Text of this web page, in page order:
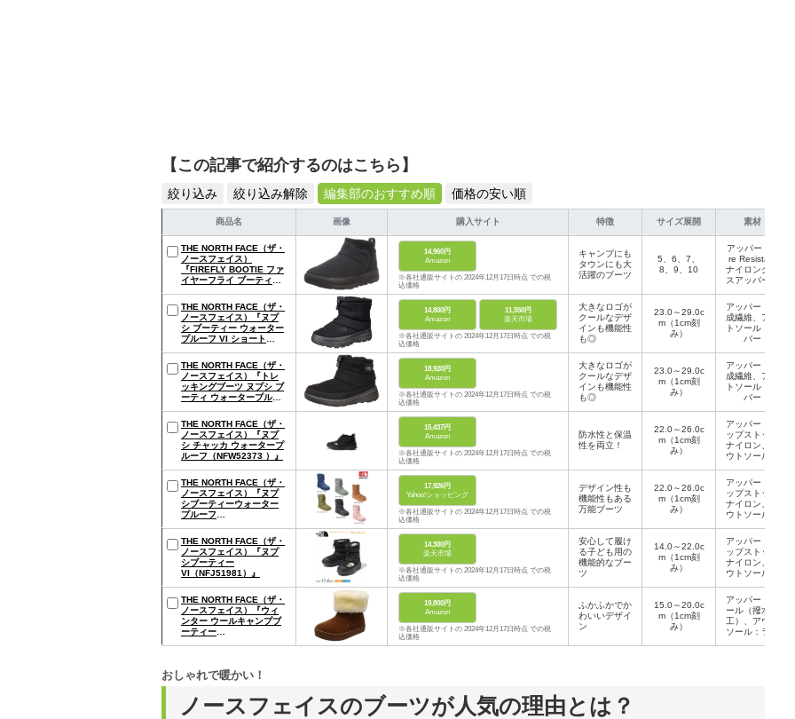
【この記事で紹介するのはこちら】
絞り込み 絞り込み解除 編集部のおすすめ順 価格の安い順
商品名 画像 購入サイト 特徴 サイズ展開 素材
THE NORTH FACE（ザ・
ノースフェイス）
『FIREFLY BOOTIE ファ
イヤーフライ ブーティ
14,960円
Amazon
※各社通販サイトの 2024年12月17日時点 での税
込価格
キャンプにも
タウンにも大
活躍のブーツ
5、6、7、
8、9、10
アッパー：Fi
re Resistant
ナイロンクロ
スアッパー、
クルボアフリ
ースライニン
グ、EVAフッ
トベッド
THE NORTH FACE（ザ・
ノースフェイス）『ヌプ
シ ブーティー ウォーター
プルーフ VI ショート
14,800円
Amazon
11,550円
楽天市場
※各社通販サイトの 2024年12月17日時点 での税
込価格
大きなロゴが
クールなデザ
インも機能性
も◎
23.0～29.0c
m（1cm刻
み）
アッパー：合
成繊維、アウ
トソール：ラ
バー
THE NORTH FACE（ザ・
ノースフェイス）『トレ
ッキングブーツ ヌプシ ブ
ーティ ウォータープルー
18,920円
Amazon
※各社通販サイトの 2024年12月17日時点 での税
込価格
大きなロゴが
クールなデザ
インも機能性
も◎
23.0～29.0c
m（1cm刻
み）
アッパー：合
成繊維、アウ
トソール：ラ
バー
THE NORTH FACE（ザ・
ノースフェイス）『ヌプ
シ チャッカ ウォータープ
ルーフ（NFW52373 ）』
15,437円
Amazon
※各社通販サイトの 2024年12月17日時点 での税
込価格
防水性と保温
性を両立！
22.0～26.0c
m（1cm刻
み）
アッパー：リ
ップストップ
ナイロン、ア
ウトソール：
THE NORTH FACE（ザ・
ノースフェイス）『ヌプ
シブーティーウォーター
プルーフ
17,926円
Yahoo!ショッピング
※各社通販サイトの 2024年12月17日時点 での税
込価格
デザイン性も
機能性もある
万能ブーツ
22.0～26.0c
m（1cm刻
み）
アッパー：リ
ップストップ
ナイロン、ア
ウトソール：
THE NORTH FACE（ザ・
ノースフェイス）『ヌプ
シブーティー
VI（NFJ51981）』
14,300円
楽天市場
※各社通販サイトの 2024年12月17日時点 での税
込価格
安心して履け
る子ども用の
機能的なブー
ツ
14.0～22.0c
m（1cm刻
み）
アッパー：リ
ップストップ
ナイロン、ア
ウトソール：
THE NORTH FACE（ザ・
ノースフェイス）『ウィ
ンター ウールキャンプブ
ーティー
19,800円
Amazon
※各社通販サイトの 2024年12月17日時点 での税
込価格
ふかふかでか
わいいデザイ
ン
15.0～20.0c
m（1cm刻
み）
アッパー：ウ
ール（撥水加
工）、アウト
ソール：ラバ
ノースフェイスのブーツが人気の理由とは？
おしゃれで暖かい！